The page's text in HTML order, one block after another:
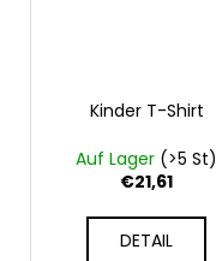
Kinder T-Shirt
Auf Lager (>5 St)
€21,61
DETAIL